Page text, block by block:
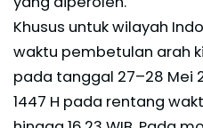
Khusus untuk wilayah
waktu pembetulan arah
pada tanggal 27–28 Mei
1447 H pada rentang